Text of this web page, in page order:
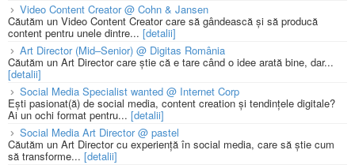
Video Content Creator @ Cohn & Jansen
Căutăm un Video Content Creator care să gândească și să producă
content pentru unele dintre... [detalii]
Art Director (Mid–Senior) @ Digitas România
Căutăm un Art Director care știe că e tare când o idee arată bine, dar...
[detalii]
Social Media Specialist wanted @ Internet Corp
Ești pasionat(ă) de social media, content creation și tendințele digitale?
Ai un ochi format pentru... [detalii]
Social Media Art Director @ pastel
Căutăm un Art Director cu experiență în social media, care să știe cum
să transforme... [detalii]